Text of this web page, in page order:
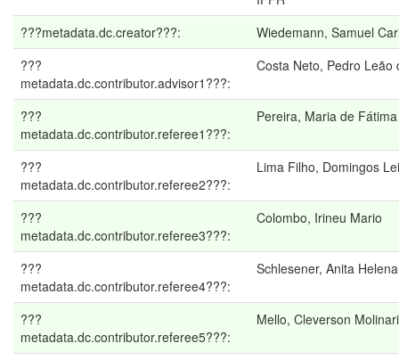
???metadata.dc.creator???:
Wiedemann, Samuel
???
metadata.dc.contributor.advisor1???:
Costa Neto, Pedro Leão
???
metadata.dc.contributor.referee1???:
Pereira, Maria de
???
metadata.dc.contributor.referee2???:
Lima Filho, Domingos
???
metadata.dc.contributor.referee3???:
Colombo, Irineu Mario
???
metadata.dc.contributor.referee4???:
Schlesener, Anita Helena
???
metadata.dc.contributor.referee5???:
Mello, Cleverson Molinari